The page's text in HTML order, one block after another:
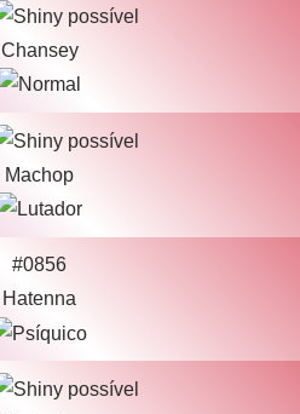
Chansey
Machop
#0856
Hatenna